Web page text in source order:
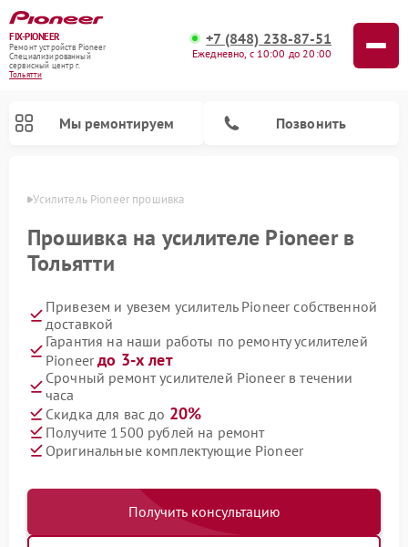
FIX-PIONEER
Ремонт устройств Pioneer
Специализированный
cервисный центр г.
Тольятти
+7 (848) 238-87-51
Ежедневно, с 10:00 до 20:00
Мы ремонтируем Позвонить
Усилитель Pioneer прошивка
Прошивка на усилителе Pioneer в
Тольятти
Привезем и увезем усилитель Pioneer собственной
доставкой
Гарантия на наши работы по ремонту усилителей
Pioneerдо 3-х лет
Срочный ремонт усилителей Pioneer в течении
часа
Скидка для вас до 20%
Получите 1500 рублей на ремонт
Оригинальные комплектующие Pioneer
Получить консультацию